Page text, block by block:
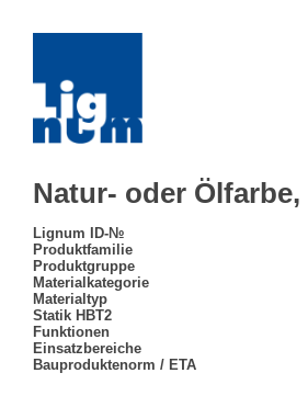
Natur- oder
Lignum ID-№
Produktfamilie
Produktgruppe
Materialkategorie
Materialtyp
Statik HBT2
Funktionen
Einsatzbereiche
Bauproduktenorm / ETA